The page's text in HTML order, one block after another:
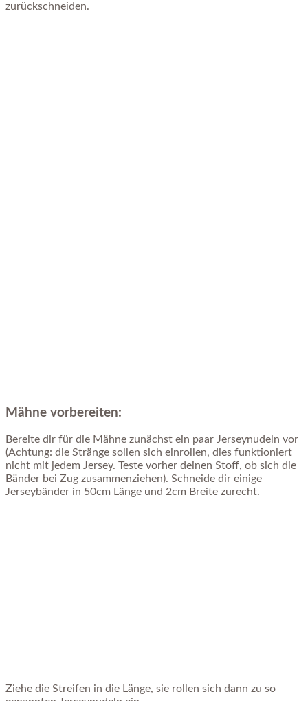
zurückschneiden.
Mähne vorbereiten:
Bereite dir für die Mähne zunächst ein paar Jerseynudeln vor
(Achtung: die Stränge sollen sich einrollen, dies funktioniert
nicht mit jedem Jersey. Teste vorher deinen Stoff, ob sich die
Bänder bei Zug zusammenziehen). Schneide dir einige
Jerseybänder in 50cm Länge und 2cm Breite zurecht.
Ziehe die Streifen in die Länge, sie rollen sich dann zu so